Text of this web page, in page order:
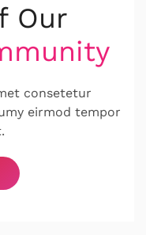
Our
consetetur
eirmod tempor